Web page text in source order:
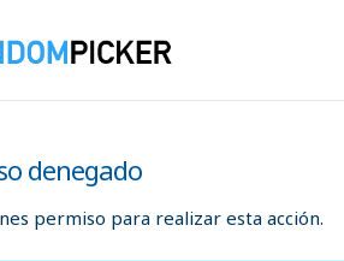
denegado
permiso para realizar esta acción.